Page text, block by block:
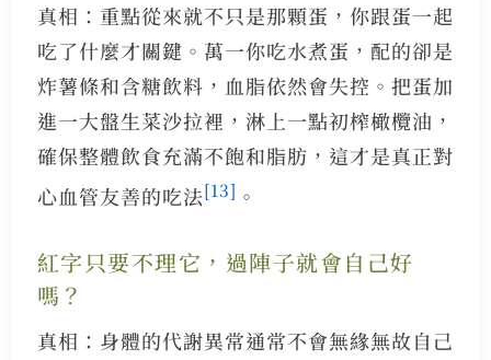
真相：重點從來就不只是那顆蛋，你跟蛋一起
吃了什麼才關鍵。萬一你吃水煮蛋，配的卻是
炸薯條和含糖飲料，血脂依然會失控。把蛋加
進一大盤生菜沙拉裡，淋上一點初榨橄欖油，
確保整體飲食充滿不飽和脂肪，這才是真正對
心血管友善的吃法[13] 。
紅字只要不理它，過陣子就會自己好
嗎？
真相：身體的代謝異常通常不會無緣無故自己